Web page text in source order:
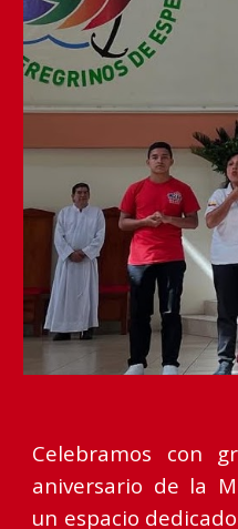
Celebramos con
aniversario de la
un espacio